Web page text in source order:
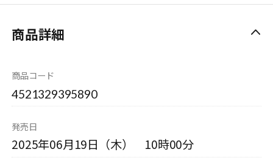
商品詳細
商品コード
4521329395890
発売日
2025年06月19日（木） 10時00分